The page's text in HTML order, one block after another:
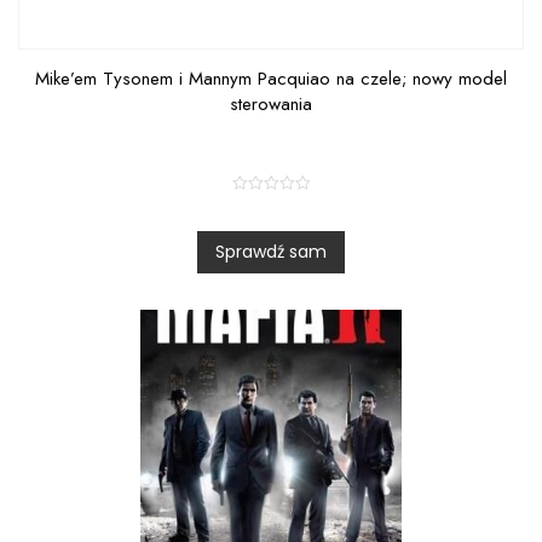
Mike’em Tysonem i Mannym Pacquiao na czele; nowy model
sterowania
t
e
d
0
5
Sprawdź sam